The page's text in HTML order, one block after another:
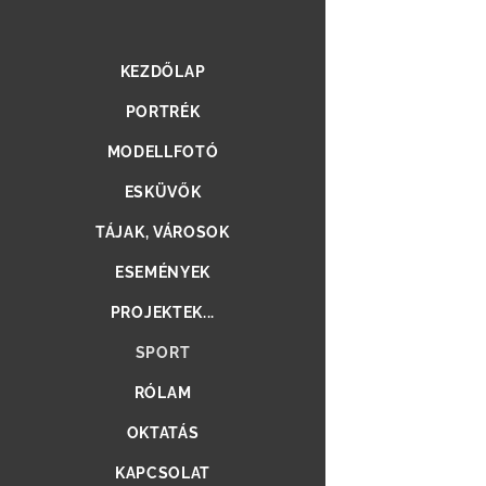
KEZDŐLAP
PORTRÉK
MODELLFOTÓ
ESKÜVŐK
TÁJAK, VÁROSOK
ESEMÉNYEK
PROJEKTEK...
SPORT
RÓLAM
OKTATÁS
KAPCSOLAT